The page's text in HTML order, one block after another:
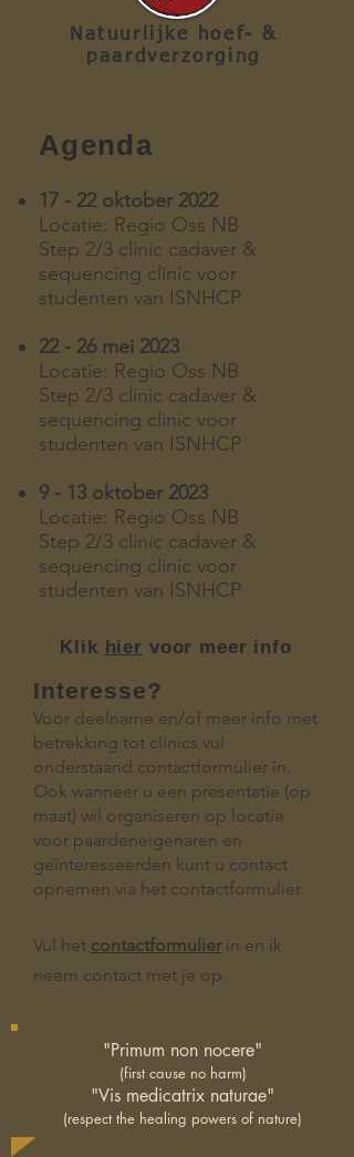
Natuurlijke hoef- &
paardverzorging
Agenda
17 - 22 oktober 2022
Locatie: Regio Oss NB
Step 2/3 clinic cadaver &
sequencing clinic voor
studenten van ISNHCP
22 - 26 mei 2023
Locatie: Regio Oss NB
Step 2/3 clinic cadaver &
sequencing clinic voor
studenten van ISNHCP
9 - 13 oktober 2023
Locatie: Regio Oss NB
Step 2/3 clinic cadaver &
sequencing clinic voor
studenten van ISNHCP
Klik hier voor meer info
Interesse?
Voor deelname en/of meer info met
betrekking tot clinics vul
onderstaand contactformulier in.
Ook wanneer u een presentatie (op
maat) wil organiseren op locatie
voor paardeneigenaren en
geïnteresseerden kunt u contact
opnemen via het contactformulier
Vul het contactformulierin en ik
neem contact met je op.
"Primum non nocere"
(first cause no harm)
"Vis medicatrix naturae"
(respect the healing powers of nature)